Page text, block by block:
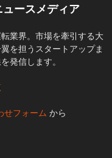
ースメディア
業界。市場を牽引する大
を担うスタートアップま
発信します。
せフォーム から